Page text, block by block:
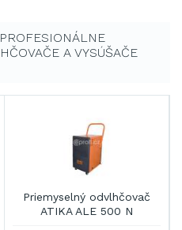
PROFESIONÁLNE
A VYSÚŠAČE
Priemyselný odvlhčovač
ATIKA ALE 500 N